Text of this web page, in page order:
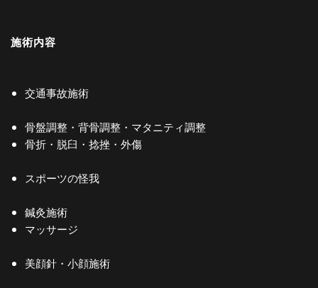
施術内容
交通事故施術
骨盤調整・背骨調整・マタニティ調整
骨折・脱臼・捻挫・外傷
スポーツの怪我
鍼灸施術
マッサージ
美顔針・小顔施術